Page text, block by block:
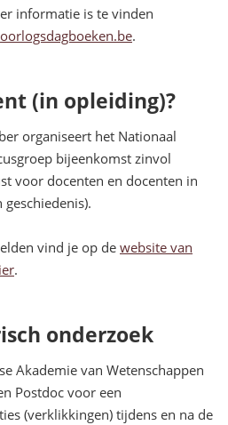
informatie is te vinden
oorlogsdagboeken.be.
(in opleiding)?
organiseert het Nationaal
bijeenkomst zinvol
voor docenten en docenten in
vind je op de website van
.
onderzoek
Akademie van Wetenschappen
Postdoc voor een
(verklikkingen) tijdens en na de